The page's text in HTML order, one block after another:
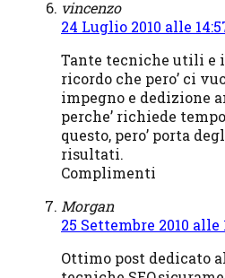
vincenzo
24 Luglio 2010 alle
Tante tecniche utili e
ricordo che pero’ ci
impegno e dedizione
perche’ richiede
questo, pero’ porta
risultati.
Complimenti
Morgan
25 Settembre 2010 alle
Ottimo post dedicato